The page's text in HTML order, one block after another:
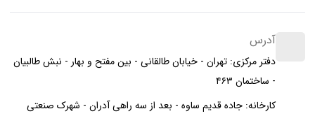
آدرس
دفتر مرکزی: تهران - خیابان طالقانی - بین مفتح و بهار - نبش طالبیان
- ساختمان ۴۶۳
کارخانه: جاده قدیم ساوه - بعد از سه راهی آدران - شهرک صنعتی